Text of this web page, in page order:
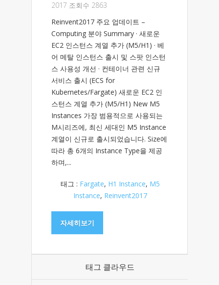
2017 조회수 2863
Reinvent2017 주요 업데이트 –
Computing 분야 Summary · 새로운
EC2 인스턴스 계열 추가 (M5/H1) · 베
어 메탈 인스턴스 출시 및 스팟 인스턴
스 사용성 개선 · 컨테이너 관련 신규
서비스 출시 (ECS for
Kubernetes/Fargate) 새로운 EC2 인
스턴스 계열 추가 (M5/H1) New M5
Instances 가장 범용적으로 사용되는
M시리즈에, 최신 세대인 M5 Instance
계열이 신규로 출시되었습니다. Size에
따라 총 6개의 Instance Type을 제공
하며,...
태그 : Fargate, H1 Instance, M5
Instance, Reinvent2017
자세히보기
태그 클라우드